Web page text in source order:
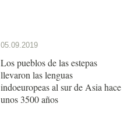
05.09.2019
Los pueblos de las estepas
llevaron las lenguas
indoeuropeas al sur de Asia hace
unos 3500 años